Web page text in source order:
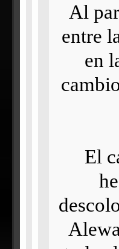
Al
entre
en
El